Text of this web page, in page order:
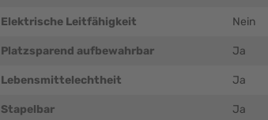
Elektrische Leitfähigkeit Nein
Platzsparend aufbewahrbar Ja
Lebensmittelechtheit Ja
Stapelbar Ja